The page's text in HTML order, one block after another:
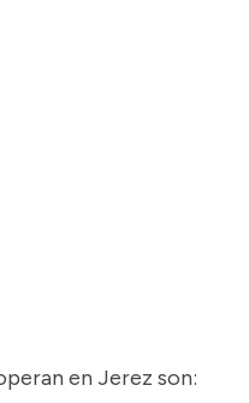
en Jerez son: